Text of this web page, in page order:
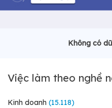
Không có
Việc làm theo nghề
Kinh doanh (15.118)